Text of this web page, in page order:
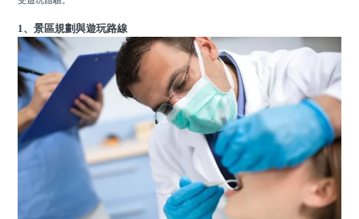
1、景區規劃與遊玩路線